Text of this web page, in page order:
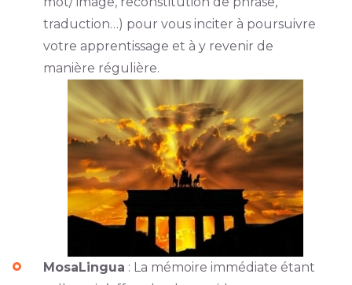
traduction…) pour vous inciter à poursuivre
votre apprentissage et à y revenir de
manière régulière.
MosaLingua : La mémoire immédiate étant